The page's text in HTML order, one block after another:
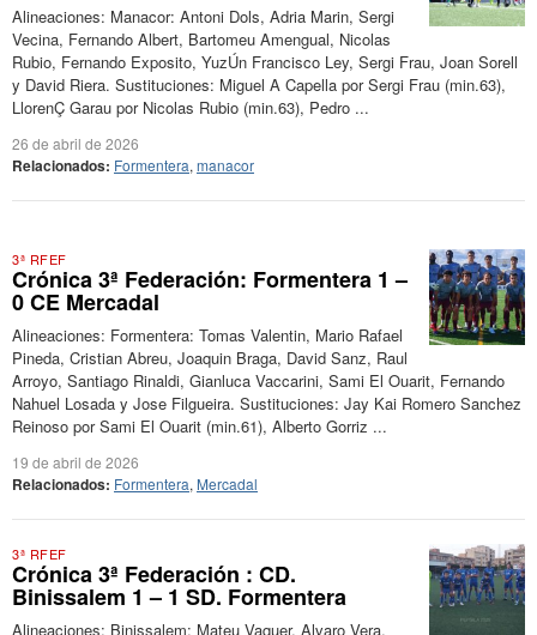
Alineaciones: Manacor: Antoni Dols, Adria Marin, Sergi
Vecina, Fernando Albert, Bartomeu Amengual, Nicolas
Rubio, Fernando Exposito, YuzÚn Francisco Ley, Sergi Frau, Joan Sorell
y David Riera. Sustituciones: Miguel A Capella por Sergi Frau (min.63),
LlorenÇ Garau por Nicolas Rubio (min.63), Pedro ...
26 de abril de 2026
Relacionados: Formentera, manacor
3ª RFEF
Crónica 3ª Federación: Formentera 1 –
0 CE Mercadal
Alineaciones: Formentera: Tomas Valentin, Mario Rafael
Pineda, Cristian Abreu, Joaquin Braga, David Sanz, Raul
Arroyo, Santiago Rinaldi, Gianluca Vaccarini, Sami El Ouarit, Fernando
Nahuel Losada y Jose Filgueira. Sustituciones: Jay Kai Romero Sanchez
Reinoso por Sami El Ouarit (min.61), Alberto Gorriz ...
19 de abril de 2026
Relacionados: Formentera, Mercadal
3ª RFEF
Crónica 3ª Federación : CD.
Binissalem 1 – 1 SD. Formentera
Alineaciones: Binissalem: Mateu Vaquer, Alvaro Vera,